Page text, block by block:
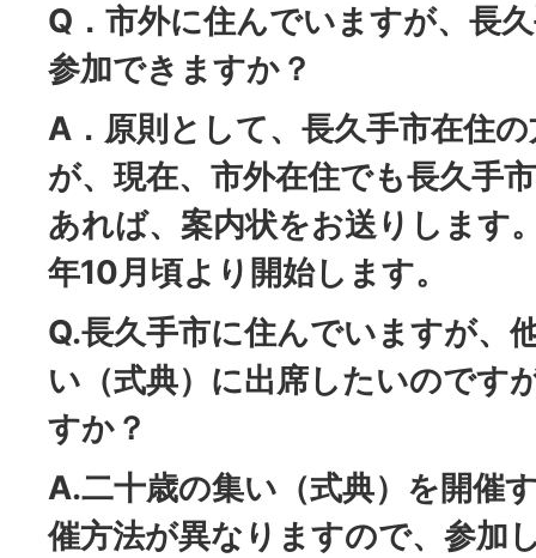
Q．市外に住んでいますが、長
参加できますか？
A．原則として、長久手市在住
が、現在、市外在住でも長久手
あれば、案内状をお送りします
年10月頃より開始します。
Q.長久手市に住んでいますが、
い（式典）に出席したいのです
すか？
A.二十歳の集い（式典）を開催
催方法が異なりますので、参加